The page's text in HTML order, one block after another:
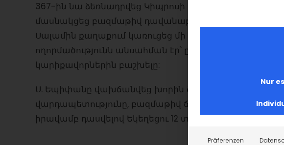
367-ին նա ձեռնադրվեց Կիպրոսի եպիսկոպոս: Իր
մասնակցեց բազմաթիվ դավանաբանական վեճերի, նաև
Սալամին քաղաքում կառուցեց մի մեծ եկեղեցի, իսկ
ողորմածությունն անսահման էր՝ ընդհուպ մինչև
կարիքավորներին բաշխելը:
Ս. Եպիփանը վախճանվեց խորին ծերության մեջ: Նա
վարդապետությունը, բազմաթիվ ճառեր, ներբողներ,
իրավամբ դասվելով Եկեղեցու 12 տիեզերական
Nur
Präferenzen